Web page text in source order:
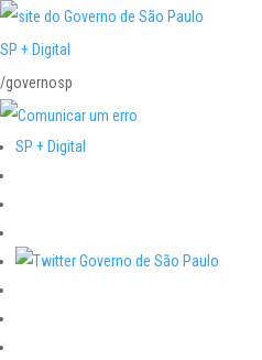
SP + Digital
/governosp
SP + Digital